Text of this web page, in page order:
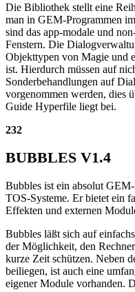
Die Bibliothek stellt eine
man in GEM-Programmen
sind das app-modale und
Fenstern. Die
Objekttypen von Magie und
ist. Hierdurch müssen auf
Sonderbehandlungen auf
vorgenommen werden, dies
Guide Hyperfile liegt bei.
232
BUBBLES V1.4
Bubbles ist ein absolut
TOS-Systeme. Er bietet ein
Effekten und externen
Bubbles läßt sich auf
der Möglichkeit, den
kurze Zeit schützen. Neben
beiliegen, ist auch eine
eigener Module vorhanden.